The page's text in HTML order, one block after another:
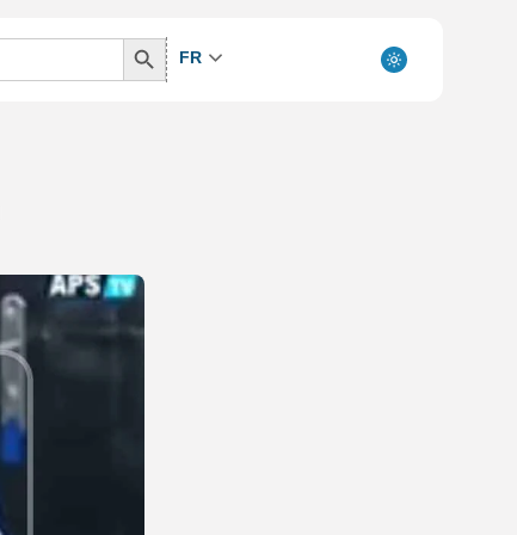
Search
Button
FR